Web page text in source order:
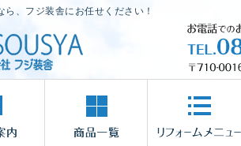
ら、フジ装舎にお任せください！